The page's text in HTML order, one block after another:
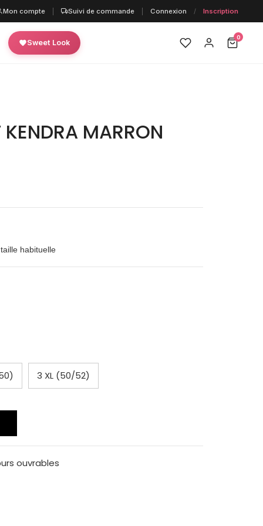
Mon compte Suivi de commande Connexion / Inscription
Sweet Look
0
MARRON
habituelle
3 XL (50/52)
ouvrables